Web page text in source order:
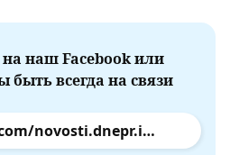
наш Facebook или
быть всегда на связи
facebook.com/novosti.dnepr.info